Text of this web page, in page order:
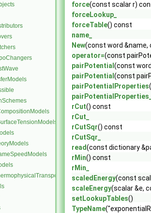
force(const scalar r)
forceLookup_
forceTable() const
name_
New(const word
operator=(const
pairPotential (const
pairPotential (const
pairPotentialProperties
rCut() const
rCut_
rCutSqr() const
rCutSqr_
read(const dictionary
rMin() const
rMin_
scaledEnergy(const
scaleEnergy(scalar &e,
setLookupTables()
TypeName